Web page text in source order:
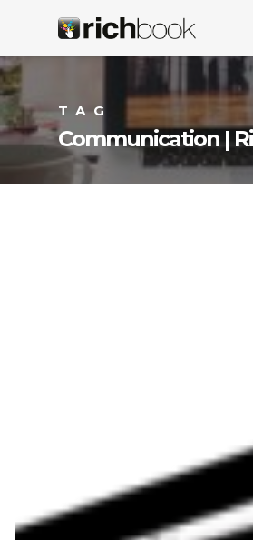
TAG
Communication |